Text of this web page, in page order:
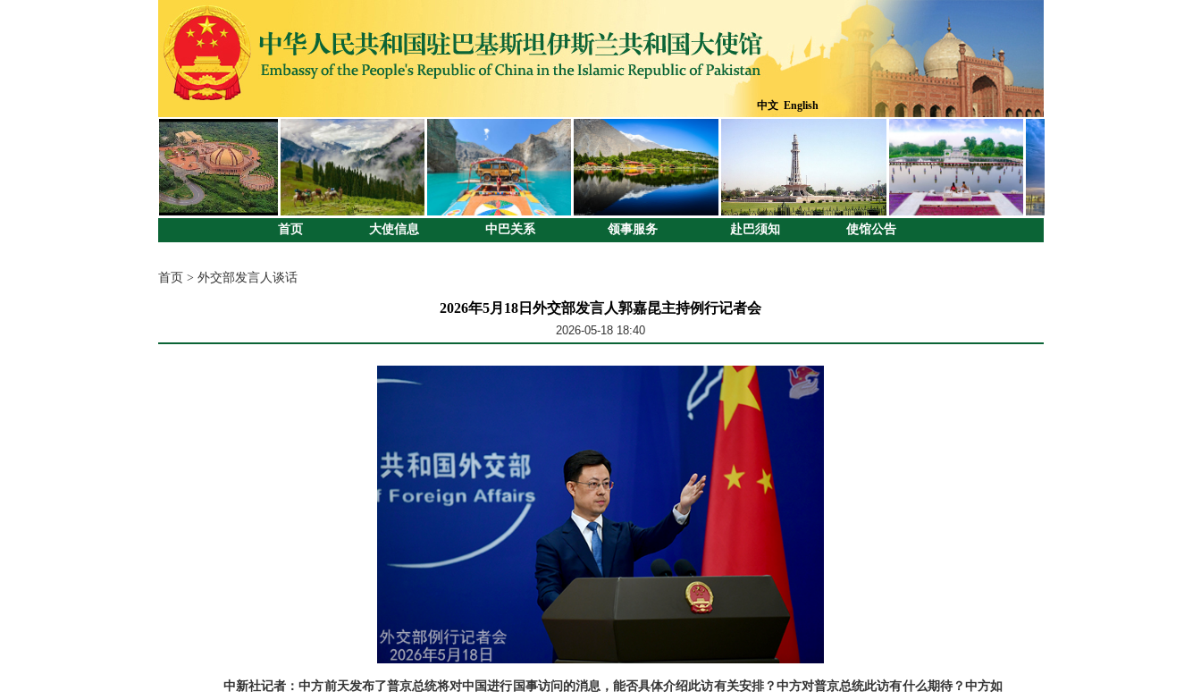
中文 English
首页 大使信息 中巴关系 领事服务 赴巴须知 使馆公告
首页 > 外交部发言人谈话
2026年5月18日外交部发言人郭嘉昆主持例行记者会
2026-05-18 18:40
中新社记者：中方前天发布了普京总统将对中国进行国事访问的消息，能否具体介绍此访有关安排？中方对普京总统此访有什么期待？中方如